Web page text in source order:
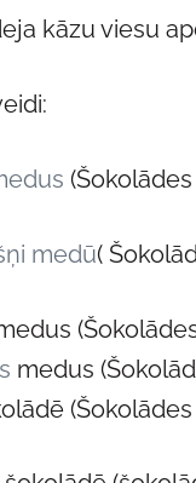
kāzu viesu
medū(
medus